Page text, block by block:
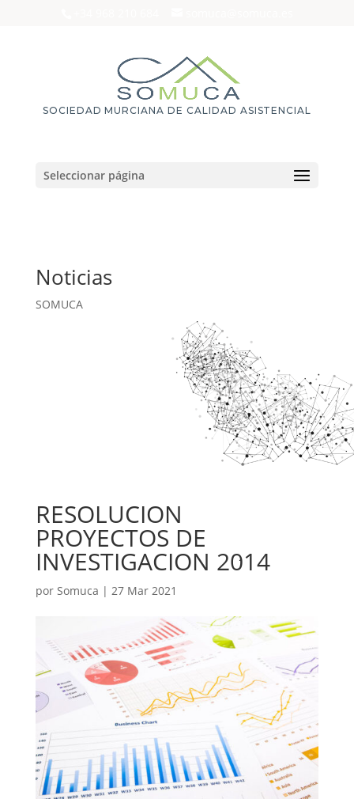
SOCIEDAD MURCIANA DE CALIDAD ASISTENCIAL
Seleccionar página
Noticias
SOMUCA
RESOLUCION
PROYECTOS DE
INVESTIGACION 2014
por Somuca | 27 Mar 2021